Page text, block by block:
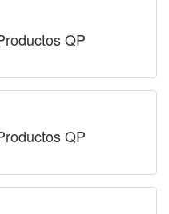
QP
QP